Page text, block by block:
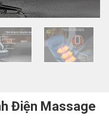
Điện Massage